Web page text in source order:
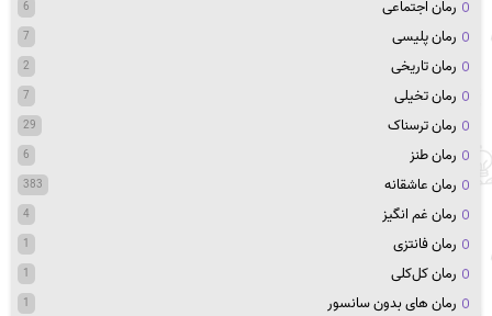
رمان اجتماعی 6
رمان پلیسی 7
رمان تاریخی 2
رمان تخیلی 7
رمان ترسناک 29
رمان طنز 6
رمان عاشقانه 383
رمان غم انگیز 4
رمان فانتزی 1
رمان کل‌کلی 1
رمان های بدون سانسور 1